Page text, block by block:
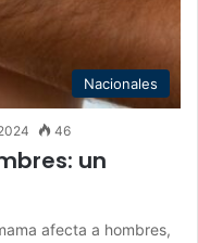
Nacionales
46
un
afecta a hombres,